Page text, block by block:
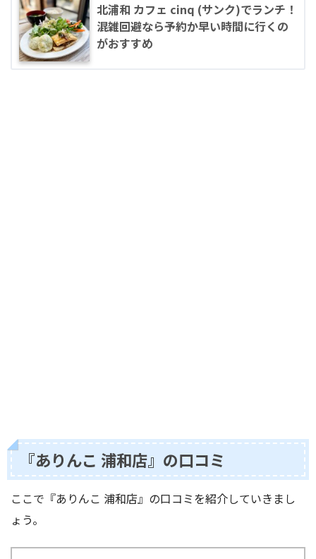
北浦和 カフェ cinq (サンク)でランチ！
混雑回避なら予約か早い時間に行くの
がおすすめ
『ありんこ 浦和店』の口コミ
ここで『ありんこ 浦和店』の口コミを紹介していきまし
ょう。